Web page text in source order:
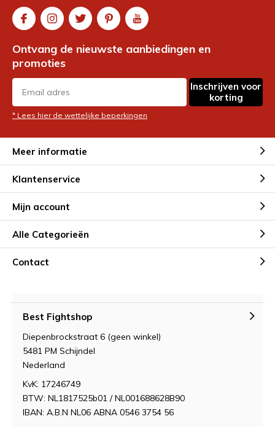
Ontvang de nieuwste aanbiedingen en
promoties
Inschrijven voor
korting
* Lees hier de wettelijke beperkingen
Meer informatie
Klantenservice
Mijn account
Alle Categorieën
Contact
Best Fightshop
Diepenbrockstraat 6 (geen winkel)
5481 PM Schijndel
Nederland
KvK: 17246749
BTW: NL1817525b01 / NL001688628B90
IBAN: A.B.N NL06 ABNA 0546 3754 56